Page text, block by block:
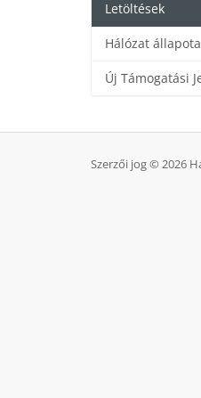
Letöltések
Hálózat állapota
Új Támogatási
Szerzői jog © 2026